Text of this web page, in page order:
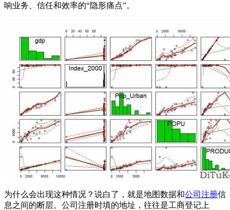
响业务、信任和效率的“隐形痛点”。
为什么会出现这种情况？说白了，就是地图数据和公司注册信
息之间的断层。公司注册时填的地址，往往是工商登记上